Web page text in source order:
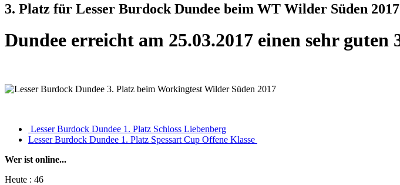
3. Platz für Lesser Burdock Dundee beim WT Wilder Süden 2017
Dundee erreicht am 25.03.2017 einen sehr
Lesser Burdock Dundee 1. Platz Schloss Liebenberg
Lesser Burdock Dundee 1. Platz Spessart Cup Offene Klasse
Wer ist online...
Heute : 46